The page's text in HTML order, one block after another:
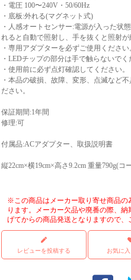
・電圧 100〜240V・50/60Hz
・底板:外れる(マグネット式)
・人感オートセンサー:電源が入った状
れると自動で照射し、手を抜くと照射が
・専用アダプターを必ずご使用ください
・LEDチップの部分は手で触らないでく
・使用前に必ず点灯確認してください。
・本品の破損、故障、変形、点滅など
ださい。
保証期間:1年間
修理:可
付属品:ACアダプター、取扱説明書
縦22cm×横19cm×高さ9.2cm 重量790g(コ
※この商品はメーカー取り寄せ商品の
ります。メーカー欠品や廃番の際、
げてからの商品発送となりますので、
レビューを投稿する お気に